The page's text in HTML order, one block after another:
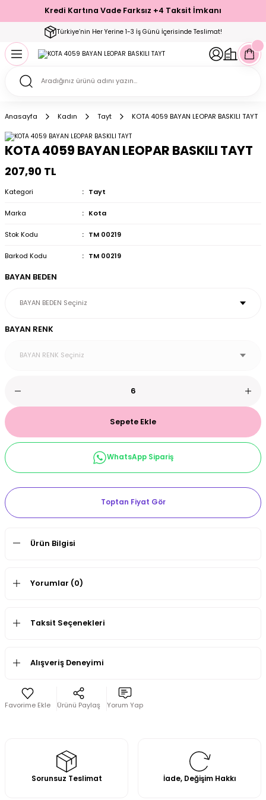
Kredi Kartına Vade Farksız +4 Taksit İmkanı
Türkiye’nin Her Yerine 1-3 İş Günü İçerisinde Teslimat!
Geri Dön
& Büstiyer Takım
Geri Dön
Geri Dön
Geri Dön
Setler
Geri Dön
Geri Dön
Geri Dön
Çorap
Geri Dön
Geri Dön
Anasayfa Kadın Tayt KOTA 4059 BAYAN LEOPAR BASKILI TAYT
KOTA 4059 BAYAN LEOPAR BASKILI TAYT
207,90 TL
Kategori Tayt
Marka Kota
Stok Kodu TM 00219
Barkod Kodu TM 00219
BAYAN BEDEN
BAYAN RENK
Sepete Ekle
WhatsApp Sipariş
Toptan Fiyat Gör
Ürün Bilgisi
Yorumlar (0)
Taksit Seçenekleri
Alışveriş Deneyimi
Ürünü Paylaş Yorum Yap
Sorunsuz Teslimat İade, Değişim Hakkı